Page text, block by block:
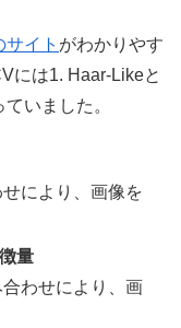
サイト がわかりやす
には1. Haar-Likeと
いました。
により、画像を
量
わせにより、画